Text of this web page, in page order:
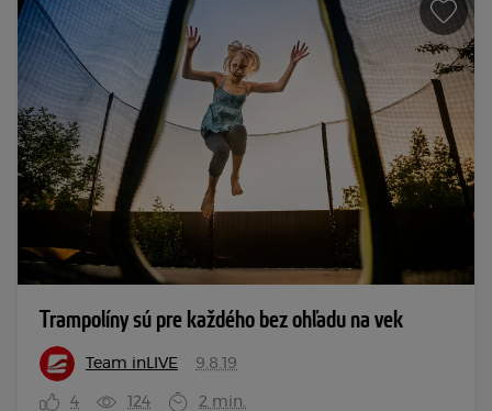
Trampolíny sú pre každého bez ohľadu na vek
Team inLIVE 9.8.19
4 124 2 min.